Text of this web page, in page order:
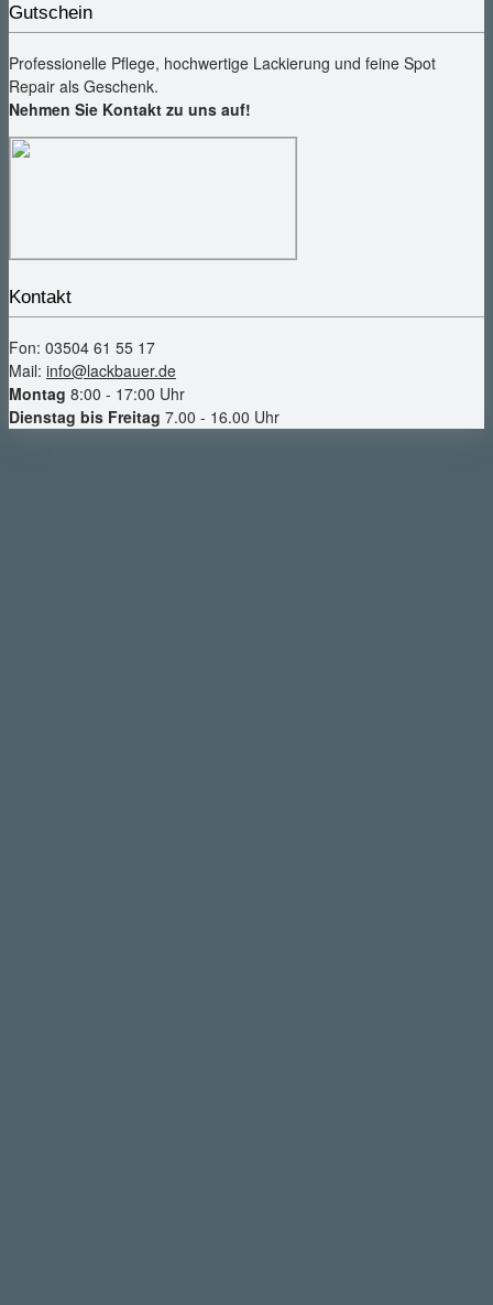
Gutschein
Professionelle Pflege, hochwertige Lackierung und feine Spot
Repair als Geschenk.
Nehmen Sie Kontakt zu uns auf!
Kontakt
Fon: 03504 61 55 17
Mail: info@lackbauer.de
Montag 8:00 - 17:00 Uhr
Dienstag bis Freitag 7.00 - 16.00 Uhr